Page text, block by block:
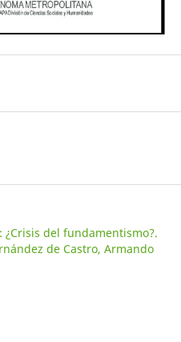
¿Crisis del fundamentismo?.
de Castro, Armando